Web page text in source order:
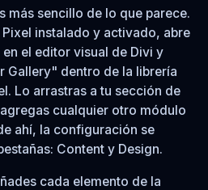
más sencillo de lo que parece.
instalado y activado, abre
el editor visual de Divi y
Gallery" dentro de la librería
Lo arrastras a tu sección de
cualquier otro módulo
ahí, la configuración se
Content y Design.
cada elemento de la